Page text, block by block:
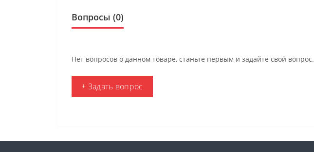
Вопросы (0)
Нет вопросов о данном товаре, станьте первым и задайте свой вопрос.
+ Задать вопрос